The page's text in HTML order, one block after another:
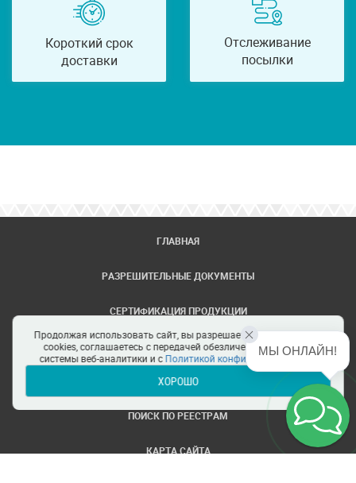
Короткий срок
доставки
Отслеживание
посылки
ГЛАВНАЯ
РАЗРЕШИТЕЛЬНЫЕ ДОКУМЕНТЫ
СЕРТИФИКАЦИЯ ПРОДУКЦИИ
ЗАДАТЬ ВОПРОС
ЦЕНТРЫ СЕРТИФИКАЦИИ
ПОИСК ПО РЕЕСТРАМ
КАРТА САЙТА
Продолжая использовать сайт, вы разрешаете использование
cookies, соглашаетесь с передачей обезличенных данных в
системы веб-аналитики и сПолитикой конфиденциальности
ХОРОШО
МЫ ОНЛАЙН!